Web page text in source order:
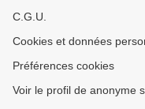
C.G.U.
Cookies et données
Préférences cookies
Voir le profil de anonyme